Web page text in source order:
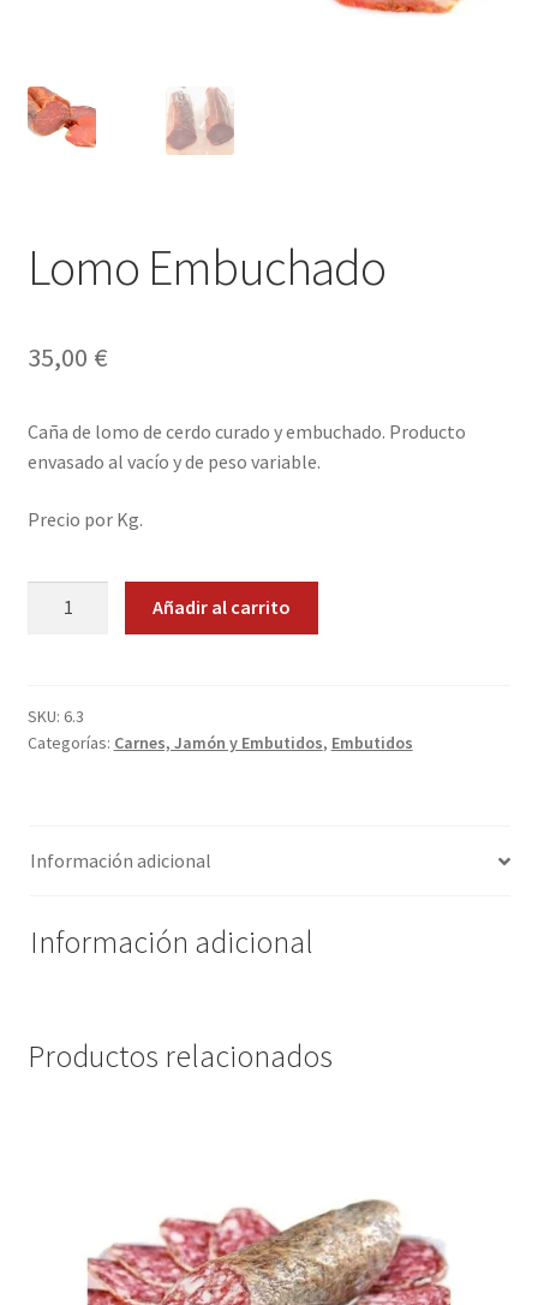
Menaje, Complementos y Servicios
Mi cuenta
Pescados y Mariscos
Política de Privacidad Y Cookies
Promociones
Quienes somos
Lomo Embuchado
35,00 €
Caña de lomo de cerdo curado y embuchado. Producto
envasado al vacío y de peso variable.
Precio por Kg.
Añadir al carrito
SKU: 6.3
Categorías: Carnes, Jamón y Embutidos, Embutidos
Información adicional
Información adicional
Productos relacionados